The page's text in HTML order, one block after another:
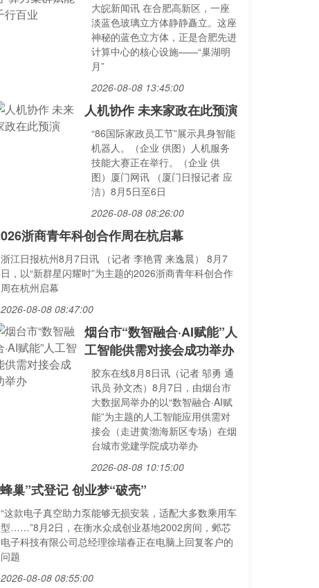
大皖新闻讯 在合肥高新区，一座
淡蓝色玻璃立方体静静矗立。这座
神秘的蓝色立方体，正是合肥先进
计算中心的核心设施——“巢湖明
月”
2026-08-08 13:45:00
人机协作 未来家政在此预演
“86国际家政员工节”展示具身智能
机器人。（企业 供图）人机服务
技能大赛正在举行。（企业 供
图）厦门网讯 （厦门日报记者 应
洁）8月5日至6日
2026-08-08 08:26:00
浙商青年科创合作周在杭启幕
浙江日报杭州8月7日讯 （记者 李艳霄 来逸晨） 8月7
日，以“新群星闪耀时”为主题的2026浙商青年科创合作
周在杭州启幕
2026-08-08 08:47:00
烟台市“数智融合·AI赋能”人
工智能供需对接会成功举办
胶东在线8月8日讯（记者 邬勇 通
讯员 孙文杰）8月7日，由烟台市
大数据局举办的以“数智融合·AI赋
能”为主题的人工智能应用供需对
接会（走进黄渤海新区专场）在烟
台城市党建学院成功举办
2026-08-08 10:15:00
巢”式登记 创业梦“破壳”
“这款电子真空助力泵能够无损安装，适配大多数乘用车
型……”8月2日，在衡水众成创业基地2002房间，邺芯
电子科技有限公司总经理徐瑞春正在电脑上回复客户的
问题
2026-08-08 08:55:00